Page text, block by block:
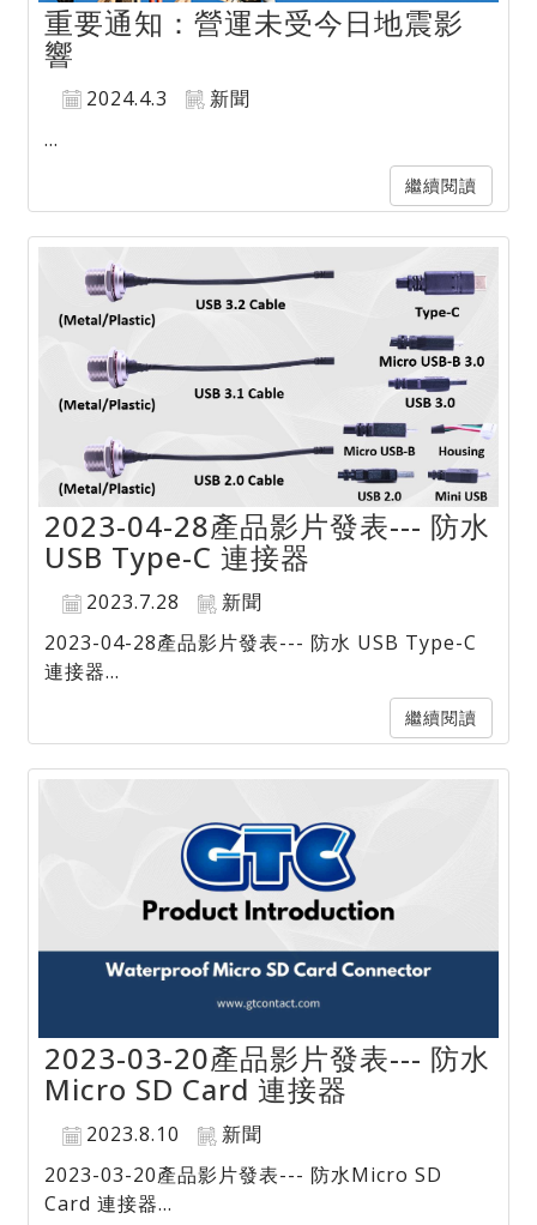
重要通知：營運未受今日地震影
響
2024.4.3
新聞
...
繼續閱讀
2023-04-28產品影片發表--- 防水
USB Type-C 連接器
2023.7.28
新聞
2023-04-28產品影片發表--- 防水 USB Type-C
連接器...
繼續閱讀
2023-03-20產品影片發表--- 防水
Micro SD Card 連接器
2023.8.10
新聞
2023-03-20產品影片發表--- 防水Micro SD
Card 連接器...